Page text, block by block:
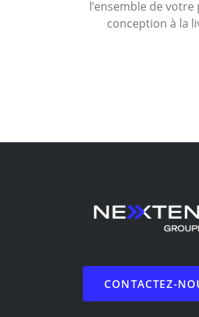
l’ensemble de
conception à la
CONTACTEZ-